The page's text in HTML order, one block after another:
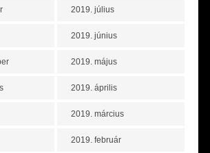
2019. július
2019. június
2019. május
2019. április
2019. március
2019. február